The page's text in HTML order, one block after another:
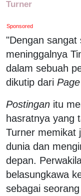
Turner
Sponsored
"Dengan sangat
meninggalnya
dalam sebuah
dikutip dari
Postingan itu
hasratnya yang
Turner memikat
dunia dan
depan.
belasungkawa
sebagai